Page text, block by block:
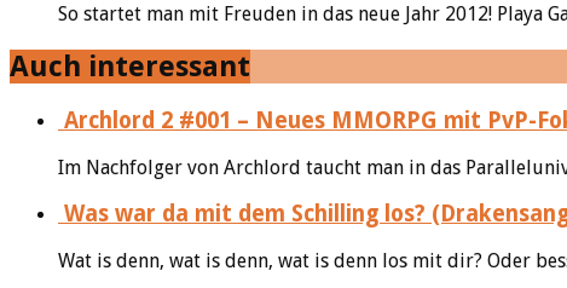
So startet man mit Freuden in das neue Jahr 2012! Playa
Auch interessant
Archlord 2 #001 – Neues MMORPG mit PvP-
Im Nachfolger von Archlord taucht man in das
Was war da mit dem Schilling los?
Wat is denn, wat is denn, wat is denn los mit dir? Oder